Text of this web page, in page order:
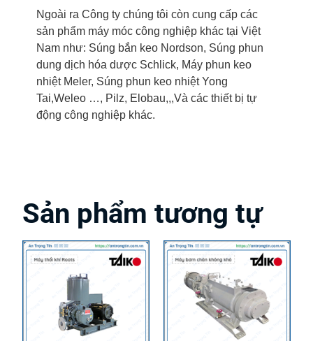
Ngoài ra Công ty chúng tôi còn cung cấp các
sản phẩm máy móc công nghiệp khác tại Việt
Nam như: Súng bắn keo Nordson, Súng phun
dung dịch hóa dược Schlick, Máy phun keo
nhiệt Meler, Súng phun keo nhiệt Yong
Tai,Weleo …, Pilz, Elobau,,,Và các thiết bị tự
động công nghiệp khác.
Sản phẩm tương tự